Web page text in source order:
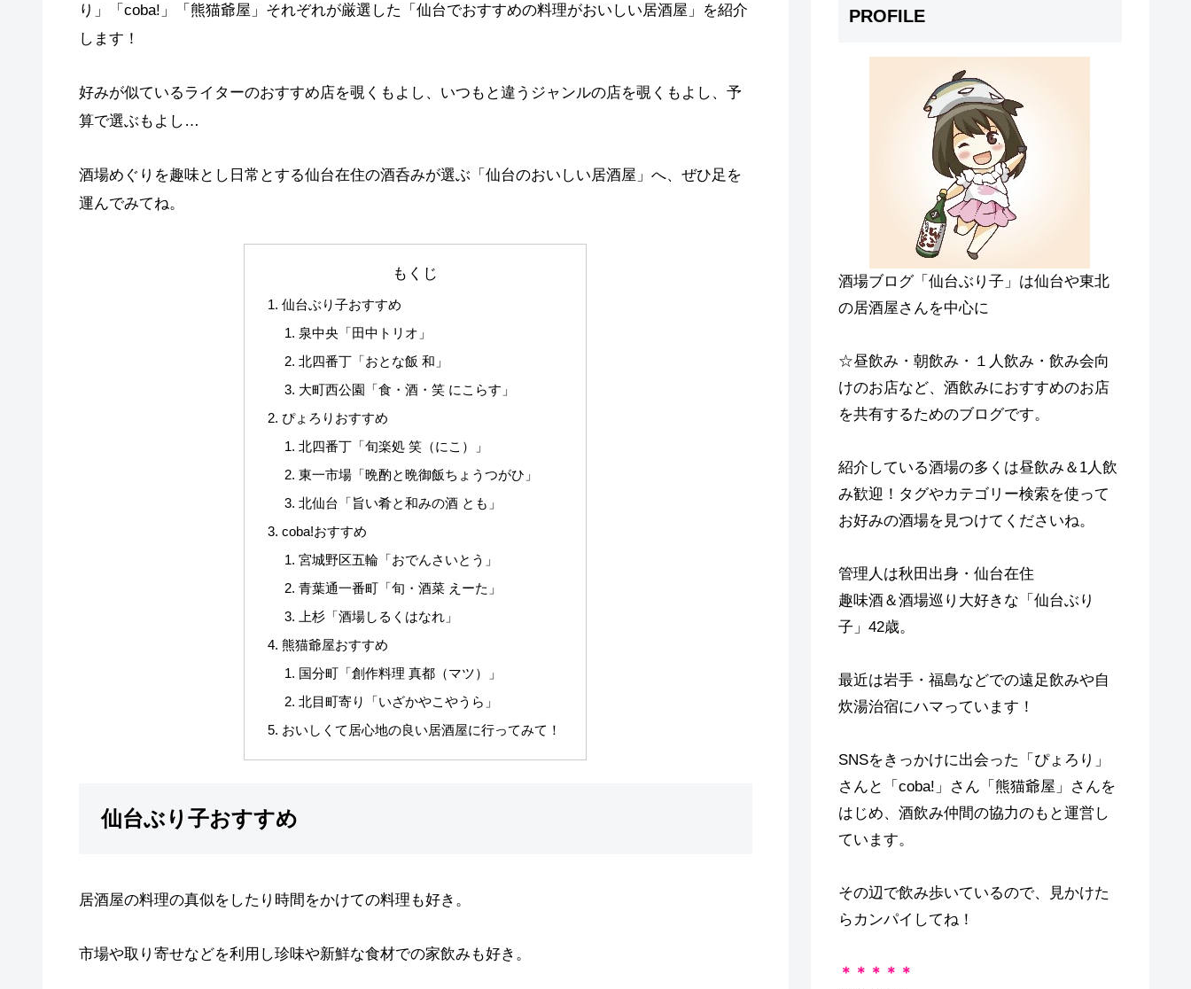
り」「coba!」「熊猫爺屋」それぞれが厳選した「仙台でおすすめの料理がおいしい居酒屋」を紹介
します！
好みが似ているライターのおすすめ店を覗くもよし、いつもと違うジャンルの店を覗くもよし、予
算で選ぶもよし…
酒場めぐりを趣味とし日常とする仙台在住の酒呑みが選ぶ「仙台のおいしい居酒屋」へ、ぜひ足を
運んでみてね。
もくじ
仙台ぶり子おすすめ
泉中央「田中トリオ」
北四番丁「おとな飯 和」
大町西公園「食・酒・笑 にこらす」
ぴょろりおすすめ
北四番丁「旬楽処 笑（にこ）」
東一市場「晩酌と晩御飯ちょうつがひ」
北仙台「旨い肴と和みの酒 とも」
coba!おすすめ
宮城野区五輪「おでんさいとう」
青葉通一番町「旬・酒菜 えーた」
上杉「酒場しるくはなれ」
熊猫爺屋おすすめ
国分町「創作料理 真都（マツ）」
北目町寄り「いざかやこやうら」
おいしくて居心地の良い居酒屋に行ってみて！
仙台ぶり子おすすめ
居酒屋の料理の真似をしたり時間をかけての料理も好き。
市場や取り寄せなどを利用し珍味や新鮮な食材での家飲みも好き。
PROFILE
酒場ブログ「仙台ぶり子」は仙台や東北
の居酒屋さんを中心に
☆昼飲み・朝飲み・１人飲み・飲み会向
けのお店など、酒飲みにおすすめのお店
を共有するためのブログです。
紹介している酒場の多くは昼飲み＆1人飲
み歓迎！タグやカテゴリー検索を使って
お好みの酒場を見つけてくださいね。
管理人は秋田出身・仙台在住
趣味酒＆酒場巡り大好きな「仙台ぶり
子」42歳。
最近は岩手・福島などでの遠足飲みや自
炊湯治宿にハマっています！
SNSをきっかけに出会った「ぴょろり」
さんと「coba!」さん「熊猫爺屋」さんを
はじめ、酒飲み仲間の協力のもと運営し
ています。
その辺で飲み歩いているので、見かけた
らカンパイしてね！
＊＊＊＊＊